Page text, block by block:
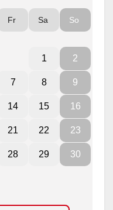
Fr Sa So
1 2
7 8 9
14 15 16
21 22 23
28 29 30